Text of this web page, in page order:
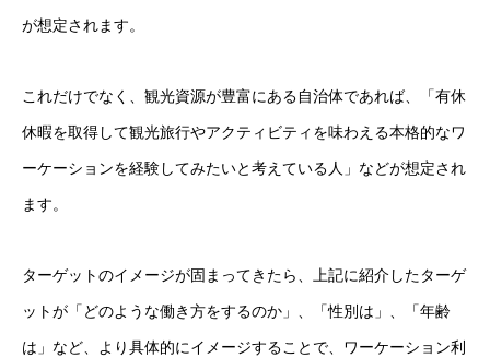
が想定されます。
これだけでなく、観光資源が豊富にある自治体であれば、「有休
休暇を取得して観光旅行やアクティビティを味わえる本格的なワ
ーケーションを経験してみたいと考えている人」などが想定され
ます。
ターゲットのイメージが固まってきたら、上記に紹介したターゲ
ットが「どのような働き方をするのか」、「性別は」、「年齢
は」など、より具体的にイメージすることで、ワーケーション利